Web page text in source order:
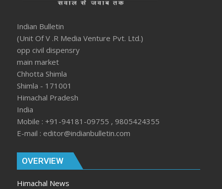
Indian Bulletin
(Unit Of V .R Media Venture Pvt. Ltd.)
opp civil dispensry
main market
Chhotta Shimla
Shimla - 171001
Himachal Pradesh
India
Mobile : +91-94181-09755 , 9805424355
E-mail : editor@indianbulletin.com
OVERVIEW
Himachal News